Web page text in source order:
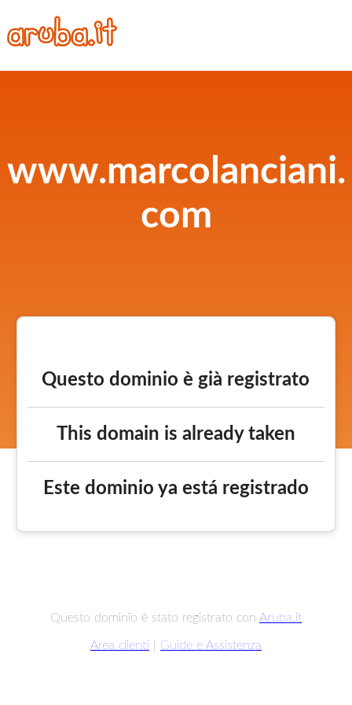
www.marcolanciani.
com
Questo dominio è già registrato
This domain is already taken
Este dominio ya está registrado
Questo dominio è stato registrato con Aruba.it
Area clienti Guide e Assistenza